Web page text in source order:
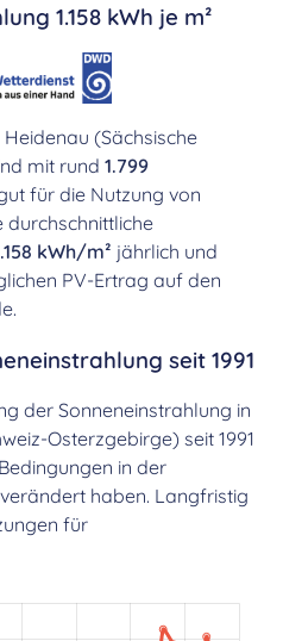
1.158 kWh je m²
(Sächsische
mit rund 1.799
für die Nutzung von
durchschnittliche
kWh/m² jährlich und
PV-Ertrag auf den
seit 1991
der Sonneneinstrahlung in
Osterzgebirge) seit 1991
in der
haben. Langfristig
für